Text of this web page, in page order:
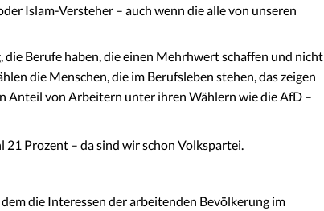
Islam-Versteher – auch wenn die alle von unseren
Berufe haben, die einen Mehrhwert schaffen und nicht
die Menschen, die im Berufsleben stehen, das zeigen
Anteil von Arbeitern unter ihren Wählern wie die AfD –
Prozent – da sind wir schon Volkspartei.
die Interessen der arbeitenden Bevölkerung im